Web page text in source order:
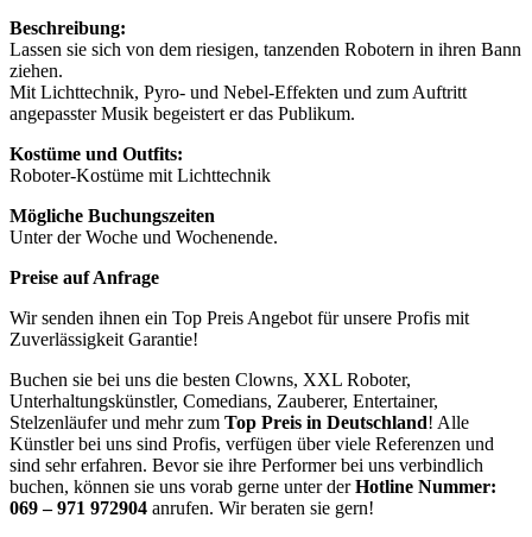
Beschreibung:
Lassen sie sich von dem riesigen, tanzenden Robotern in ihren Bann
ziehen.
Mit Lichttechnik, Pyro- und Nebel-Effekten und zum Auftritt
angepasster Musik begeistert er das Publikum.
Kostüme und Outfits:
Roboter-Kostüme mit Lichttechnik
Mögliche Buchungszeiten
Unter der Woche und Wochenende.
Preise auf Anfrage
Wir senden ihnen ein Top Preis Angebot für unsere Profis mit
Zuverlässigkeit Garantie!
Buchen sie bei uns die besten Clowns, XXL Roboter,
Unterhaltungskünstler, Comedians, Zauberer, Entertainer,
Stelzenläufer und mehr zum Top Preis in Deutschland! Alle
Künstler bei uns sind Profis, verfügen über viele Referenzen und
sind sehr erfahren. Bevor sie ihre Performer bei uns verbindlich
buchen, können sie uns vorab gerne unter derHotline Nummer:
069 – 971 972904 anrufen. Wir beraten sie gern!